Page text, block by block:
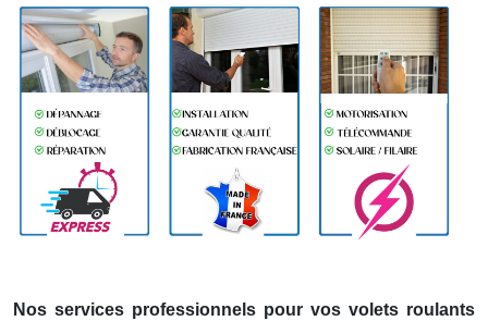
Nos services professionnels pour vos volets roulants